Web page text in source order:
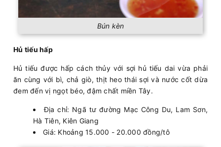
Bún kèn
Hủ tiếu hấp
Hủ tiếu được hấp cách thủy với sợi hủ tiếu dai vừa phải
ăn cùng với bì, chả giò, thịt heo thái sợi và nước cốt dừa
đem đến vị ngọt béo, đậm chất miền Tây.
Địa chỉ: Ngã tư đường Mạc Công Du, Lam Sơn,
Hà Tiên, Kiên Giang
Giá: Khoảng 15.000 - 20.000 đồng/tô